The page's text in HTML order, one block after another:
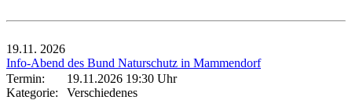
19.11. 2026
Info-Abend des Bund Naturschutz in Mammendorf
Termin:
19.11.2026 19:30 Uhr
Kategorie:
Verschiedenes